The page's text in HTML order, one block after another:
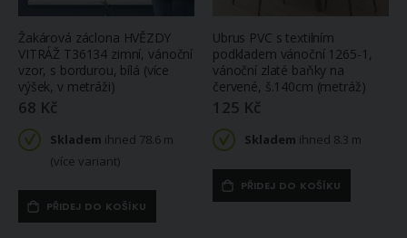
Žakárová záclona HVĚZDY
VITRÁŽ T36134 zimní, vánoční
vzor, s bordurou, bílá (více
výšek, v metráži)
68 Kč
Skladem ihned 78.6 m
(více variant)
PŘIDEJ DO KOŠÍKU
Ubrus PVC s textilním
podkladem vánoční 1265-1,
vánoční zlaté baňky na
červené, š.140cm (metráž)
125 Kč
Skladem ihned 8.3 m
PŘIDEJ DO KOŠÍKU